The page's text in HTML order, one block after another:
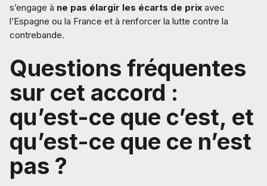
s’engage à ne pas élargir les écarts de prix avec
l’Espagne ou la France et à renforcer la lutte contre la
contrebande.
Questions fréquentes
sur cet accord :
qu’est-ce que c’est, et
qu’est-ce que ce n’est
pas ?